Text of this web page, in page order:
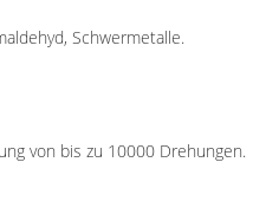
Schwermetalle.
von bis zu 10000 Drehungen.